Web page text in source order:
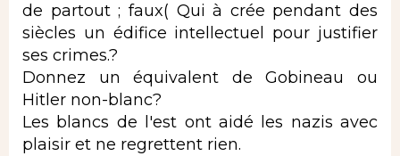
de partout ; faux( Qui à crée pendant des
siècles un édifice intellectuel pour justifier
ses crimes.?
Donnez un équivalent de Gobineau ou
Hitler non-blanc?
Les blancs de l'est ont aidé les nazis avec
plaisir et ne regrettent rien.